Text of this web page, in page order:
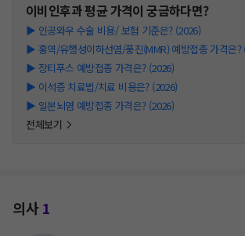
이비인후과평균 가격이 궁금하다면?
▶ 인공와우 수술 비용/ 보험 기준은? (2026)
▶ 홍역/유행성이하선염/풍진(MMR) 예방접종 가격은?
▶ 장티푸스 예방접종 가격은? (2026)
▶ 이석증 치료법/치료 비용은? (2026)
▶ 일본뇌염 예방접종 가격은? (2026)
전체보기
의사1